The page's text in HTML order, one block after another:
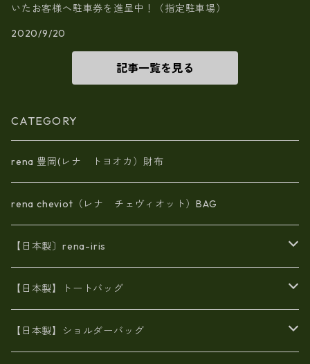
いたお客様へ駐車券を進呈中！（指定駐車場）
2020/9/20
記事一覧を見る
CATEGORY
rena 豊岡(レナ トヨオカ）財布
rena cheviot（レナ チェヴィオット）BAG
【日本製〕rena-iris
エナメル（パテント）レザー
牛革製品トート・ショルダー
【日本製】トートバッグ
火山灰染めバッグ
【日本製】ショルダーバッグ